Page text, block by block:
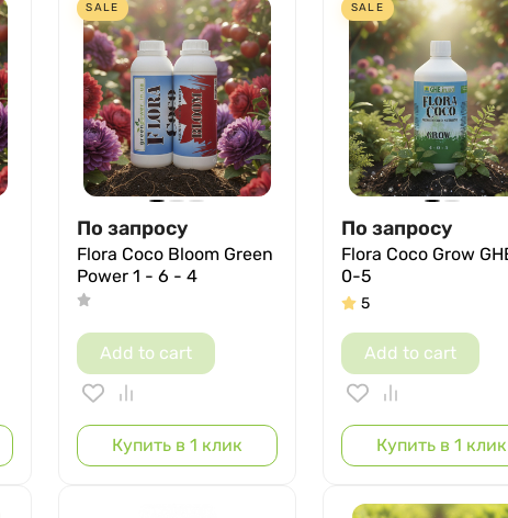
SALE
По запросу
Flora Coco Bloom Green
Power 1 - 6 - 4
Add to cart
Купить в 1 клик
SALE
По запросу
Flora Coco Grow
0-5
5
Add to cart
Купить в 1 клик